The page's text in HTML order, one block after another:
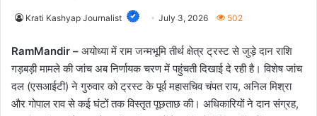
Krati Kashyap Journalist July 3, 2026 502
RamMandir – अयोध्या में राम जन्मभूमि तीर्थ क्षेत्र ट्रस्ट से जुड़े दान राशि
गड़बड़ी मामले की जांच अब निर्णायक चरण में पहुंचती दिखाई दे रही है। विशेष जांच
दल (एसआईटी) ने गुरुवार को ट्रस्ट के पूर्व महासचिव चंपत राय, अनिल मिश्रा
और गोपाल राव से कई घंटों तक विस्तृत पूछताछ की। अधिकारियों ने दान संग्रह,